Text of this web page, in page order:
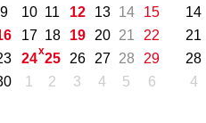
9
10 11 12 13 14
15
17 18 19 20 21
22
24 25 26 27 28
29
1 2 3 4 5 6
14
21
28
4